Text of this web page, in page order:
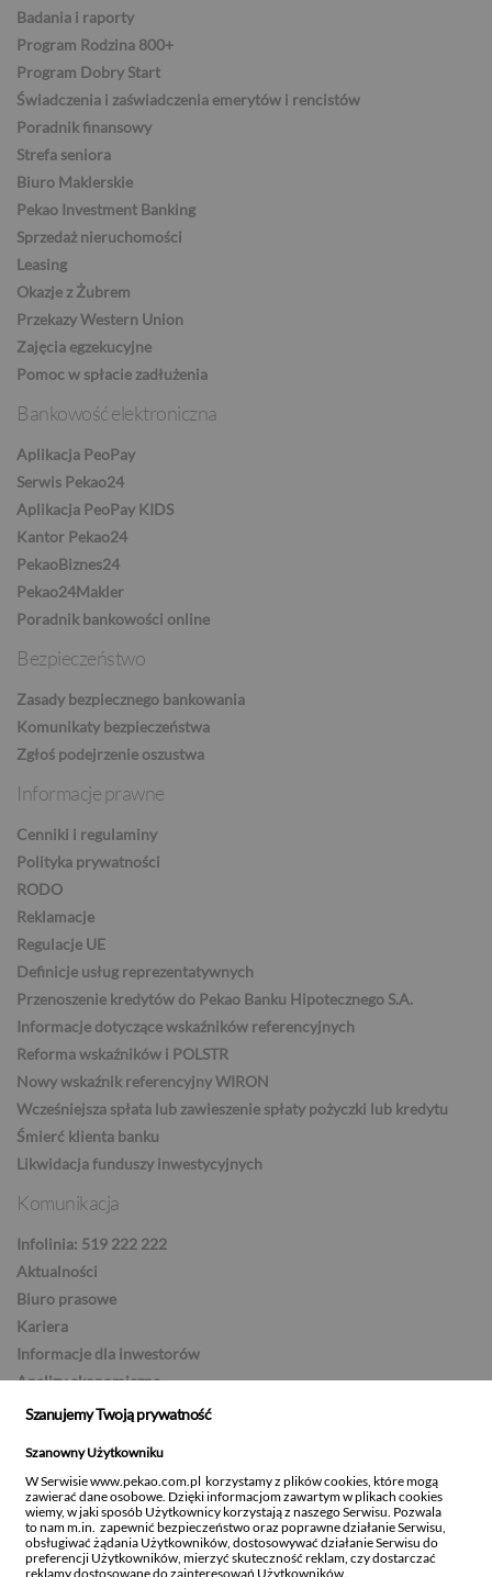
Badania i raporty
Program Rodzina 800+
Program Dobry Start
Świadczenia i zaświadczenia emerytów i rencistów
Poradnik finansowy
Strefa seniora
Biuro Maklerskie
Pekao Investment Banking
Sprzedaż nieruchomości
Leasing
Okazje z Żubrem
Przekazy Western Union
Zajęcia egzekucyjne
Pomoc w spłacie zadłużenia
Bankowość elektroniczna
Aplikacja PeoPay
Serwis Pekao24
Aplikacja PeoPay KIDS
Kantor Pekao24
PekaoBiznes24
Pekao24Makler
Poradnik bankowości online
Bezpieczeństwo
Zasady bezpiecznego bankowania
Komunikaty bezpieczeństwa
Zgłoś podejrzenie oszustwa
Informacje prawne
Cenniki i regulaminy
Polityka prywatności
RODO
Reklamacje
Regulacje UE
Definicje usług reprezentatywnych
Przenoszenie kredytów do Pekao Banku Hipotecznego S.A.
Informacje dotyczące wskaźników referencyjnych
Reforma wskaźników i POLSTR
Nowy wskaźnik referencyjny WIRON
Wcześniejsza spłata lub zawieszenie spłaty pożyczki lub kredytu
Śmierć klienta banku
Likwidacja funduszy inwestycyjnych
Komunikacja
Infolinia: 519 222 222
Aktualności
Biuro prasowe
Kariera
Informacje dla inwestorów
Analizy ekonomiczne
Serwis ESG
Strefa dostawcy
Ustawienia newslettera
Szanujemy Twoją prywatność
Szanowny Użytkowniku
W Serwisie www.pekao.com.pl korzystamy z plików cookies, które mogą
zawierać dane osobowe. Dzięki informacjom zawartym w plikach cookies
wiemy, w jaki sposób Użytkownicy korzystają z naszego Serwisu. Pozwala
to nam m.in. zapewnić bezpieczeństwo oraz poprawne działanie Serwisu,
obsługiwać żądania Użytkowników, dostosowywać działanie Serwisu do
preferencji Użytkowników, mierzyć skuteczność reklam, czy dostarczać
reklamy dostosowane do zainteresowań Użytkowników.